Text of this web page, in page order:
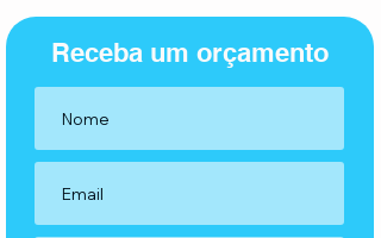
Receba um orçamento